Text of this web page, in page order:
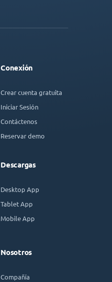
Conexión
Crear cuenta gratuita
Iniciar Sesión
Contáctenos
Reservar demo
Descargas
Desktop App
Tablet App
Mobile App
Nosotros
Compañía